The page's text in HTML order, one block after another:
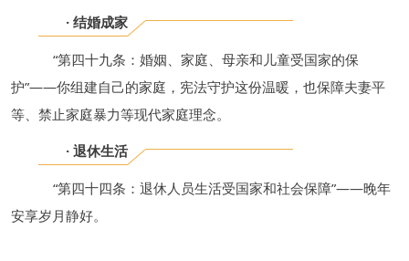
· 结婚成家
“第四十九条：婚姻、家庭、母亲和儿童受国家的保
护”——你组建自己的家庭，宪法守护这份温暖，也保障夫妻平
等、禁止家庭暴力等现代家庭理念。
· 退休生活
“第四十四条：退休人员生活受国家和社会保障”——晚年
安享岁月静好。